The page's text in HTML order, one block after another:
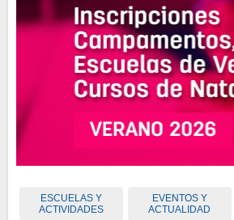
ESCUELAS Y
ACTIVIDADES
EVENTOS Y
ACTUALIDAD